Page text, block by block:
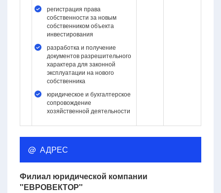
регистрация права
собственности за новым
собственником объекта
инвестирования
разработка и получение
документов разрешительного
характера для законной
эксплуатации на нового
собственника
юридическое и бухгалтерское
сопровождение
хозяйственной деятельности
@ АДРЕС
Филиал юридической компании
"ЕВРОВЕКТОР"